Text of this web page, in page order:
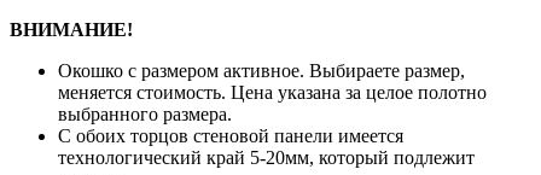
ВНИМАНИЕ!
Окошко с размером активное. Выбираете размер,
меняется стоимость. Цена указана за целое полотно
выбранного размера.
С обоих торцов стеновой панели имеется
технологический край 5-20мм, который подлежит